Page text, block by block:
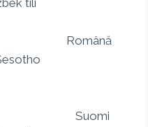
tili
Suomi